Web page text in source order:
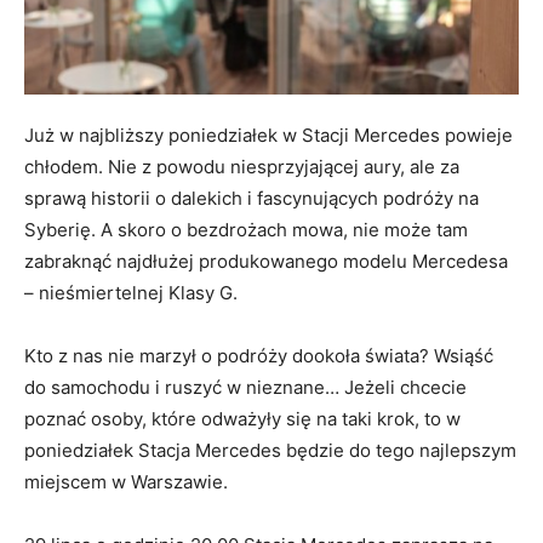
Już w najbliższy poniedziałek w Stacji Mercedes powieje
chłodem. Nie z powodu niesprzyjającej aury, ale za
sprawą historii o dalekich i fascynujących podróży na
Syberię. A skoro o bezdrożach mowa, nie może tam
zabraknąć najdłużej produkowanego modelu Mercedesa
– nieśmiertelnej Klasy G.
Kto z nas nie marzył o podróży dookoła świata? Wsiąść
do samochodu i ruszyć w nieznane… Jeżeli chcecie
poznać osoby, które odważyły się na taki krok, to w
poniedziałek Stacja Mercedes będzie do tego najlepszym
miejscem w Warszawie.